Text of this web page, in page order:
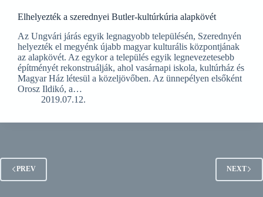
Elhelyezték a szerednyei Butler-kultúrkúria alapkövét
Az Ungvári járás egyik legnagyobb településén, Szerednyén
helyezték el megyénk újabb magyar kulturális központjának
az alapkövét. Az egykor a település egyik legnevezetesebb
építményét rekonstruálják, ahol vasárnapi iskola, kultúrház és
Magyar Ház létesül a közeljövőben. Az ünnepélyen elsőként
Orosz Ildikó, a…
2019.07.12.
PREV NEXT